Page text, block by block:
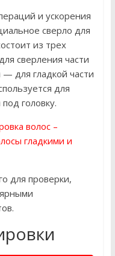
и ускорения
сверло для
из трех
сверления части
для гладкой части
для
головку.
волос –
гладкими и
для проверки,